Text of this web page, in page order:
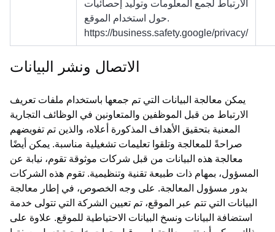
الارتباط لجمع المعلومات وتوليد إحصائيات
حول استخدام الموقع.
https://business.safety.google/privacy/
الاتصال ونشر البيانات
يمكن معالجة البيانات التي تم جمعها باستخدام ملفات تعريف
الارتباط من قبل الموظفين والمتعاونين في الوظائف التجارية
المعنية بتحقيق الأهداف المذكورة أعلاه، والذين تم تفويضهم
صراحةً للمعالجة وتلقوا تعليمات تشغيلية مناسبة. يمكن أيضًا
معالجة هذه البيانات من قبل شركات موثوقة تقوم، نيابة عن
المسؤول، بمهام ذات طبيعة تقنية وتنظيمية. تقوم هذه الشركات
بدور مسؤول المعالجة. على وجه الخصوص، في إطار معالجة
البيانات التي تتم عبر الموقع، تم تعيين الشركة التي تتولى خدمة
استضافة البيانات ونسخ البيانات الاحتياطية للموقع. علاوة على